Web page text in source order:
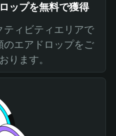
ップを無料で獲得
ィビティエリアで
のエアドロップをご
ります。